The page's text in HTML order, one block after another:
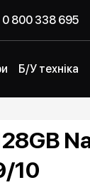
0 800 338 695
Б/У техніка
10